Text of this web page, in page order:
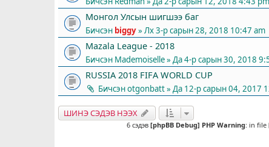
Монгол Улсын шигшээ баг
Бичсэн biggy» Лх 3-р сарын 28, 2018 10:47 am
Mazala League - 2018
Бичсэн Mademoiselle» Да 4-р сарын 30, 2018
RUSSIA 2018 FIFA WORLD CUP
Бичсэнotgonbatt» Да 12-р сарын 04, 2017
ШИНЭ СЭДЭВ НЭЭХ
6 сэдэв [phpBB Debug] PHP Warning: in file